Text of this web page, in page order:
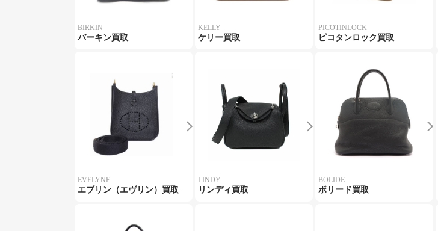
BIRKIN
バーキン買取
KELLY
ケリー買取
PICOTINLOCK
ピコタンロック買取
EVELYNE
エブリン（エヴリン）買取
LINDY
リンディ買取
BOLIDE
ボリード買取